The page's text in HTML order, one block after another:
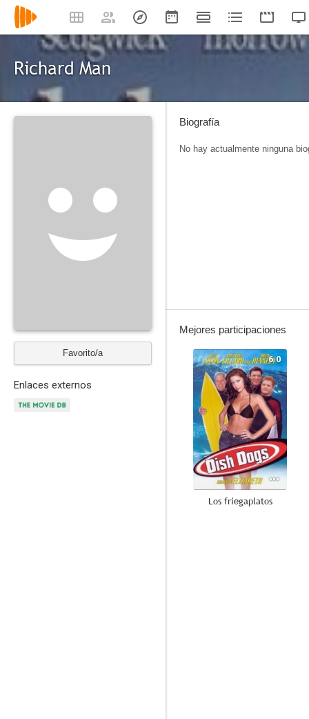
Richard Man
Favorito/a
Enlaces externos
Biografía
No hay actualmente ninguna
Mejores participaciones
6.0
Los friegaplatos